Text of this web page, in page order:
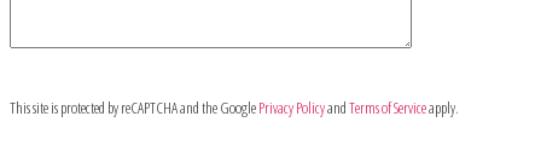
This site is protected by reCAPTCHA and the GooglePrivacy PolicyandTerms of Serviceapply.